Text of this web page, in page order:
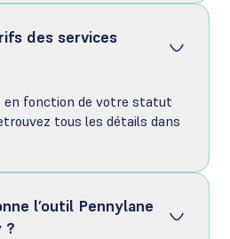
des services
en fonction de votre statut
tous les détails dans
l’outil Pennylane
?